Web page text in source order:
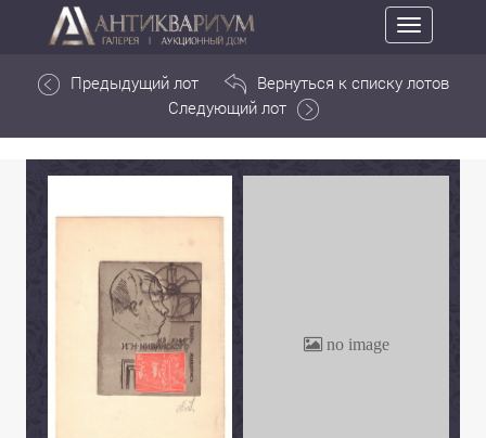
Toggle
navigation
Предыдущий лот
Вернуться к списку лотов
Следующий лот